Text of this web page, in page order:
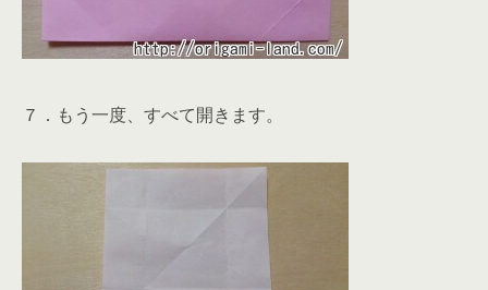
７．もう一度、すべて開きます。